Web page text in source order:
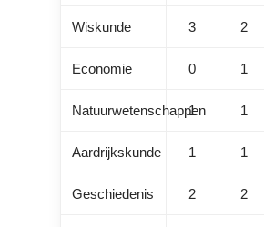
Wiskunde 3 2
Economie 0 1
Natuurwetenschappen
1 1
Aardrijkskunde 1 1
Geschiedenis 2 2